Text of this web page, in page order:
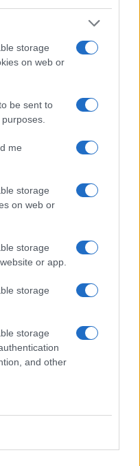
storage
on web or
be sent to
me
storage
on web or
storage
or app.
storage
storage
and other
rápidas y deliciosas
y preparación
cremas, siropes y
2026: recetas y
sedoso con
irresistibles
de temperatura para